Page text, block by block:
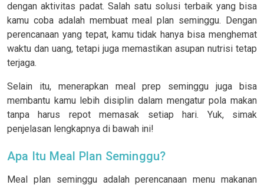
dengan aktivitas padat. Salah satu solusi terbaik yang bisa
kamu coba adalah membuat meal plan seminggu. Dengan
perencanaan yang tepat, kamu tidak hanya bisa menghemat
waktu dan uang, tetapi juga memastikan asupan nutrisi tetap
terjaga.
Selain itu, menerapkan meal prep seminggu juga bisa
membantu kamu lebih disiplin dalam mengatur pola makan
tanpa harus repot memasak setiap hari. Yuk, simak
penjelasan lengkapnya di bawah ini!
Apa Itu Meal Plan Seminggu?
Meal plan seminggu adalah perencanaan menu makanan